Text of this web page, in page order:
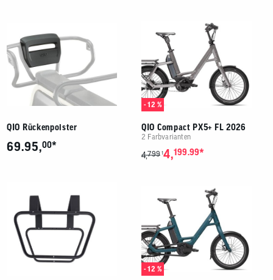
QIO Rückenpolster
69.95,00*
- 12 %
QIO Compact PX5+ FL 2026
2 Farbvarianten
4,799 14,199.99*
- 12 %